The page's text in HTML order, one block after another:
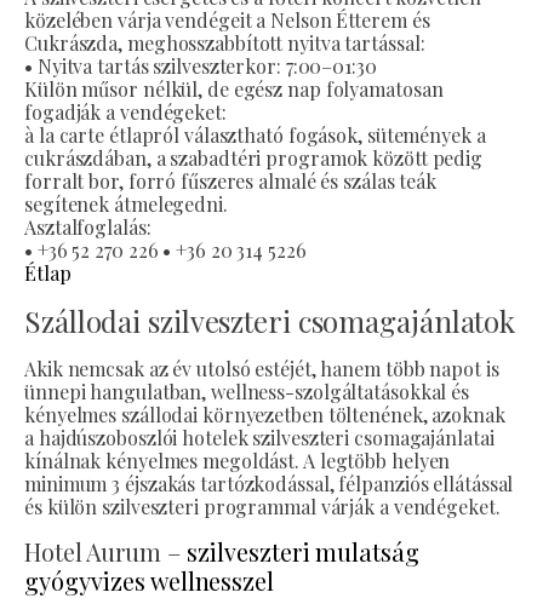
közelében várja vendégeit a Nelson Étterem és
Cukrászda, meghosszabbított nyitva tartással:
• Nyitva tartás szilveszterkor: 7:00–01:30
Külön műsor nélkül, de egész nap folyamatosan
fogadják a vendégeket:
à la carte étlapról választható fogások, sütemények a
cukrászdában, a szabadtéri programok között pedig
forralt bor, forró fűszeres almalé és szálas teák
segítenek átmelegedni.
Asztalfoglalás:
• +36 52 270 226 • +36 20 314 5226
Étlap
Szállodai szilveszteri csomagajánlatok
Akik nemcsak az év utolsó estéjét, hanem több napot is
ünnepi hangulatban, wellness-szolgáltatásokkal és
kényelmes szállodai környezetben töltenének, azoknak
a hajdúszoboszlói hotelek szilveszteri csomagajánlatai
kínálnak kényelmes megoldást. A legtöbb helyen
minimum 3 éjszakás tartózkodással, félpanziós ellátással
és külön szilveszteri programmal várják a vendégeket.
Hotel Aurum – szilveszteri mulatság
gyógyvizes wellnesszel